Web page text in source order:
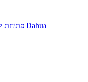
פתיחת קריאת שירות מצלמות אבטחה Dahua